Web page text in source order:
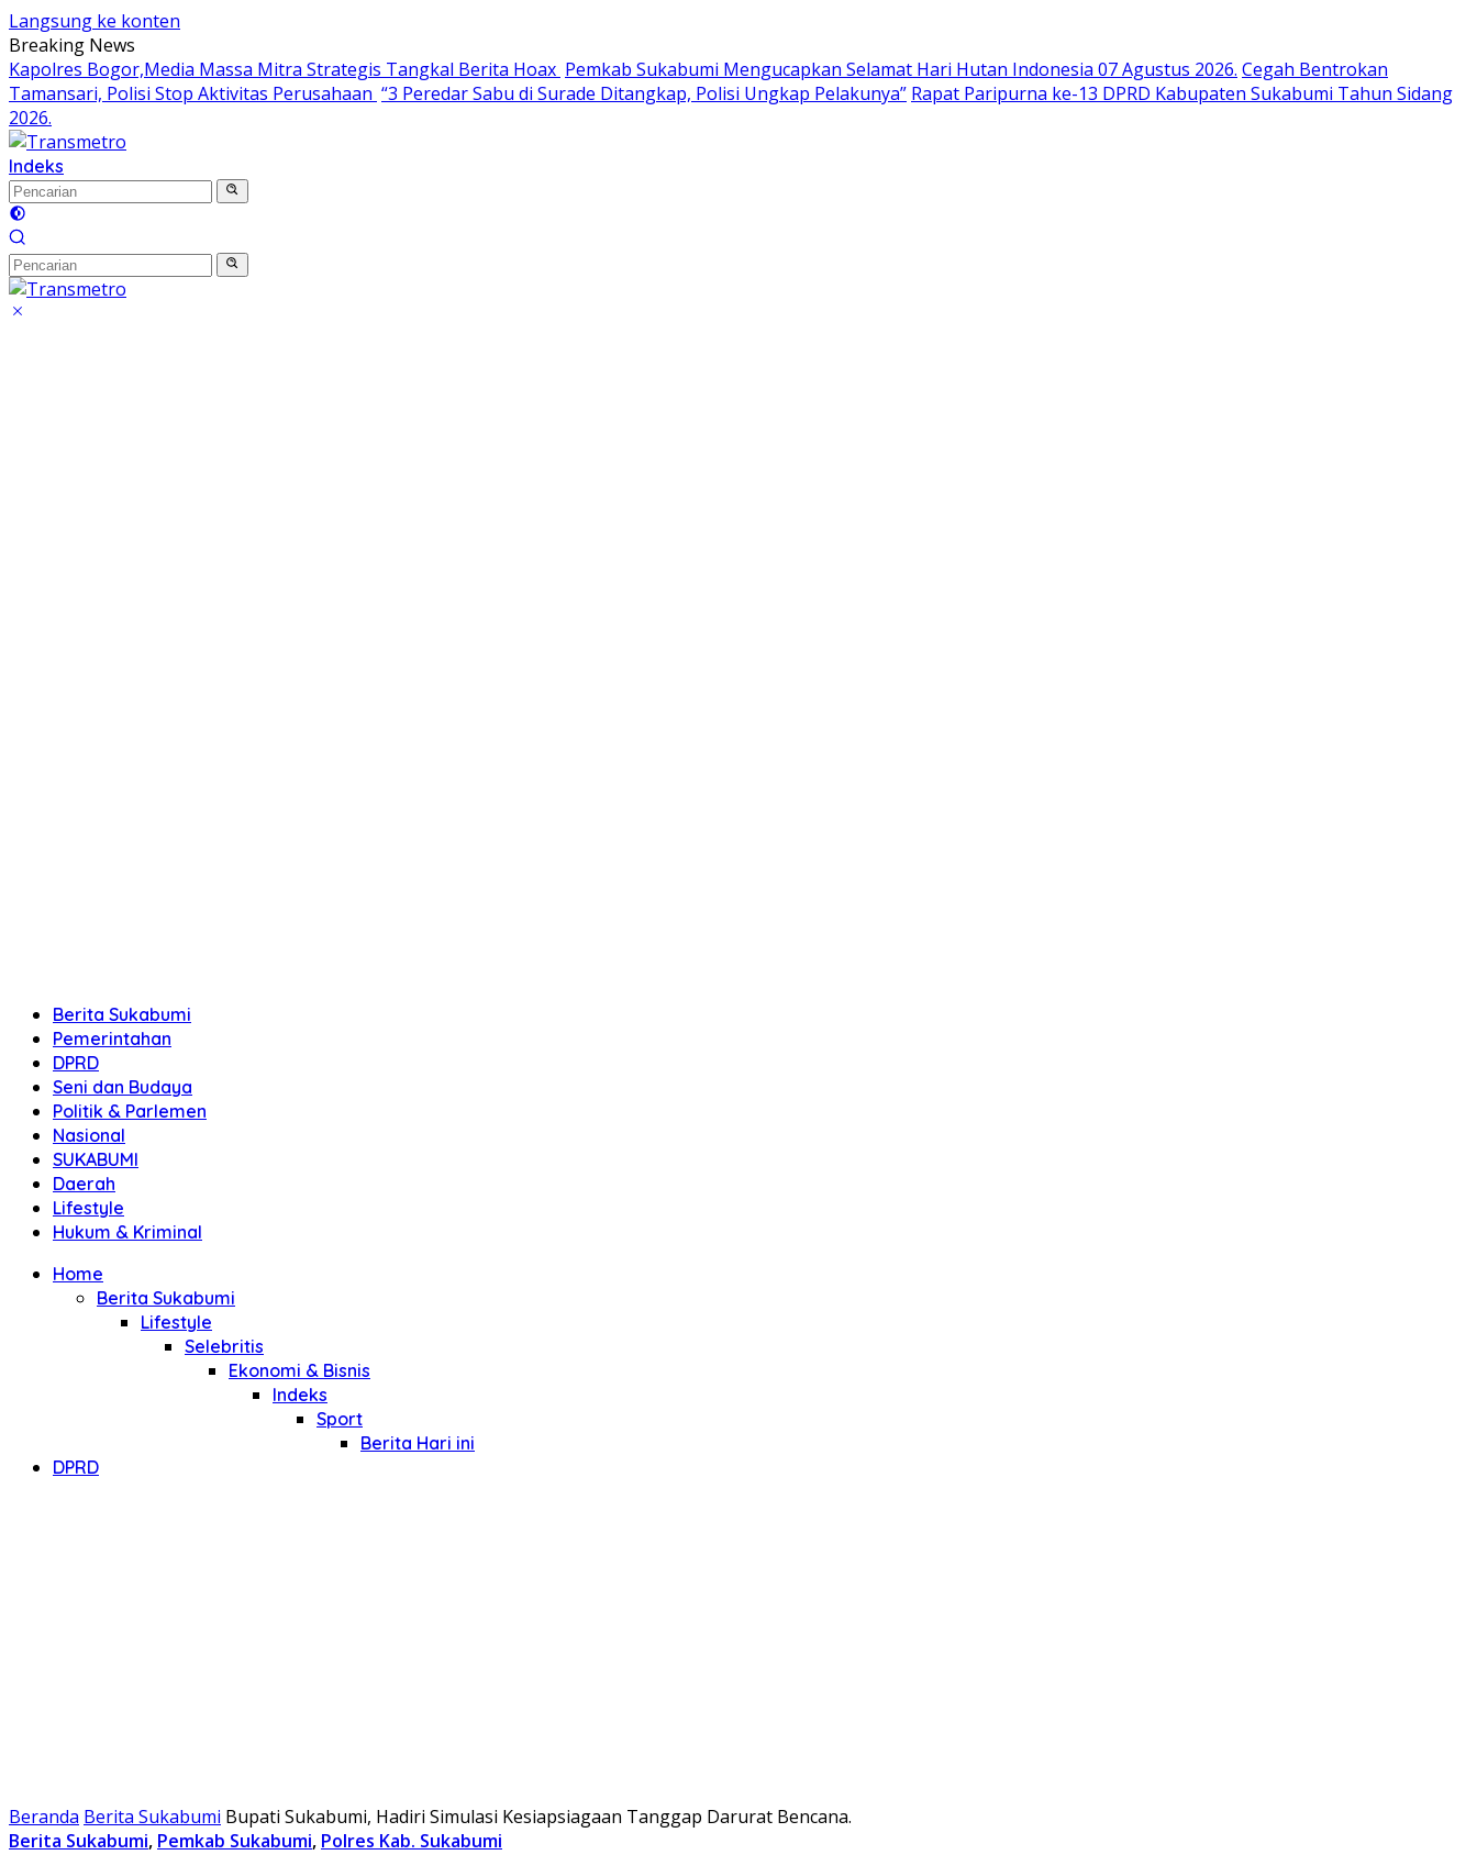
Langsung ke konten
Breaking News
Kapolres Bogor,Media Massa Mitra Strategis Tangkal Berita Hoax Pemkab Sukabumi Mengucapkan Selamat Hari Hutan Indonesia 07 Agustus 2026. Cegah Bentrokan
Tamansari, Polisi Stop Aktivitas Perusahaan “3 Peredar Sabu di Surade Ditangkap, Polisi Ungkap Pelakunya” Rapat Paripurna ke-13 DPRD Kabupaten Sukabumi Tahun Sidang
2026.
Indeks
Berita Sukabumi
Pemerintahan
DPRD
Seni dan Budaya
Politik & Parlemen
Nasional
SUKABUMI
Daerah
Lifestyle
Hukum & Kriminal
Home
Berita Sukabumi
Lifestyle
Selebritis
Ekonomi & Bisnis
Indeks
Sport
Berita Hari ini
DPRD
Beranda Berita Sukabumi Bupati Sukabumi, Hadiri Simulasi Kesiapsiagaan Tanggap Darurat Bencana.
Berita Sukabumi, Pemkab Sukabumi, Polres Kab. Sukabumi